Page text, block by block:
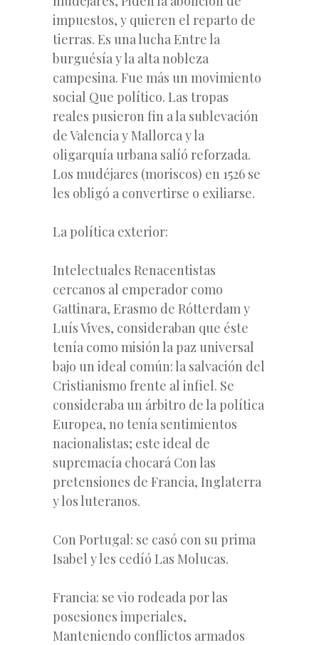
impuestos, y quieren el reparto de
tierras. Es una lucha Entre la
burguésía y la alta nobleza
campesina. Fue más un movimiento
social Que político. Las tropas
reales pusieron fin a la sublevación
de Valencia y Mallorca y la
oligarquía urbana salíó reforzada.
Los mudéjares (moriscos) en 1526 se
les obligó a convertirse o exiliarse.
La política exterior:
Intelectuales Renacentistas
cercanos al emperador como
Gattinara, Erasmo de Rótterdam y
Luís Vives, consideraban que éste
tenía como misión la paz universal
bajo un ideal común: la salvación del
Cristianismo frente al infiel. Se
consideraba un árbitro de la política
Europea, no tenía sentimientos
nacionalistas; este ideal de
supremacía chocará Con las
pretensiones de Francia, Inglaterra
y los luteranos.
Con Portugal: se casó con su prima
Isabel y les cedíó Las Molucas.
Francia: se vio rodeada por las
posesiones imperiales,
Manteniendo conflictos armados